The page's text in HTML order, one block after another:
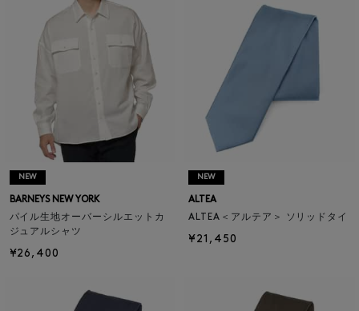
NEW
BARNEYS NEW YORK
パイル生地オーバーシルエットカ
ジュアルシャツ
¥26,400
NEW
ALTEA
ALTEA＜アルテア＞ ソリッドタイ
¥21,450